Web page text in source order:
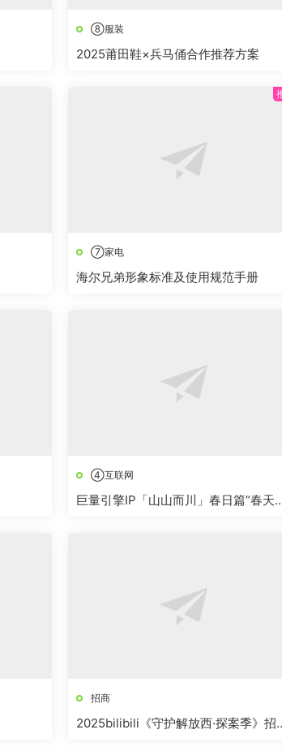
⑧服装
2025莆田鞋×兵马俑合作推荐方案
⑦家电
海尔兄弟形象标准及使用规范手册
④互联网
巨量引擎IP「山山而川」春日篇“春天
招商
2025bilibili《守护解放西·探案季》招